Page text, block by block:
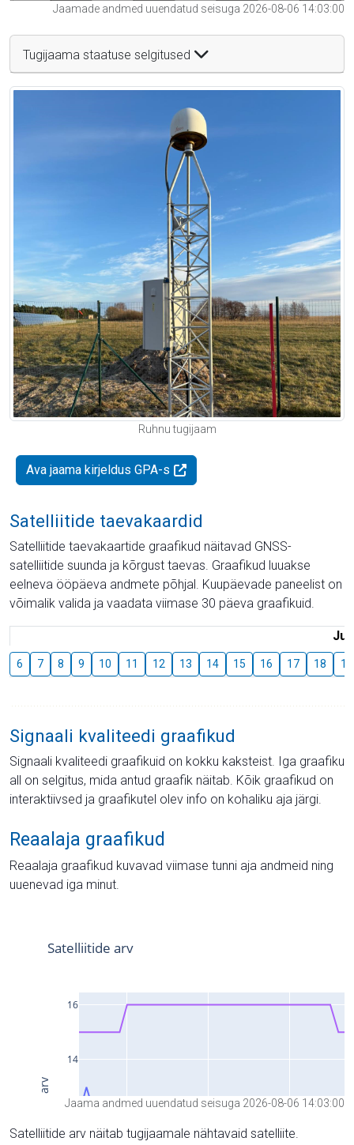
Jaamade andmed uuendatud seisuga 2026-08-06 14:03:00
Tugijaama staatuse selgitused
Ruhnu tugijaam
Ava jaama kirjeldus GPA-s
Satelliitide taevakaardid
Satelliitide taevakaartide graafikud näitavad GNSS-
satelliitide suunda ja kõrgust taevas. Graafikud luuakse
eelneva ööpäeva andmete põhjal. Kuupäevade paneelist on
võimalik valida ja vaadata viimase 30 päeva graafikuid.
6 7 8 9 10 11 12 13 14 15 16 17 18 19
Signaali kvaliteedi graafikud
Signaali kvaliteedi graafikuid on kokku kaksteist. Iga graafiku
all on selgitus, mida antud graafik näitab. Kõik graafikud on
interaktiivsed ja graafikutel olev info on kohaliku aja järgi.
Reaalaja graafikud
Reaalaja graafikud kuvavad viimase tunni aja andmeid ning
uuenevad iga minut.
Jaama andmed uuendatud seisuga 2026-08-06 14:03:00
Satelliitide arv näitab tugijaamale nähtavaid satelliite.